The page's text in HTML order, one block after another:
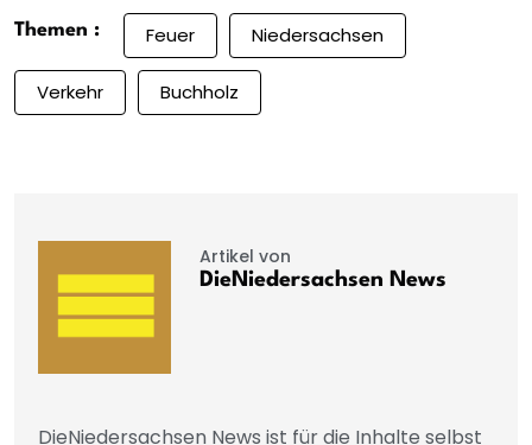
Themen : Feuer Niedersachsen
Verkehr Buchholz
Artikel von
DieNiedersachsen News
DieNiedersachsen News ist für die Inhalte selbst